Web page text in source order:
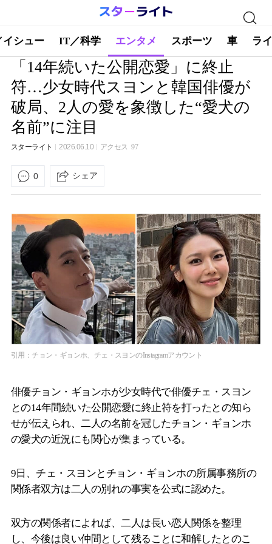
イシュー IT／科学 エンタメ スポーツ 車 ラ
「14年続いた公開恋愛」に終止
符…少女時代スヨンと韓国俳優が
破局、2人の愛を象徴した“愛犬の
名前”に注目
スターライト 2026.06.10 アクセス 97
0 シェア
引用：チョン・ギョンホ、チェ・スヨンのInstagramアカウント
俳優チョン・ギョンホが少女時代で俳優チェ・スヨン
との14年間続いた公開恋愛に終止符を打ったとの知ら
せが伝えられ、二人の名前を冠したチョン・ギョンホ
の愛犬の近況にも関心が集まっている。
9日、チェ・スヨンとチョン・ギョンホの所属事務所の
関係者双方は二人の別れの事実を公式に認めた。
双方の関係者によれば、二人は長い恋人関係を整理
し、今後は良い仲間として残ることに和解したとのこ